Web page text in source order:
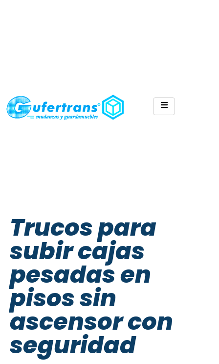
Trucos para
subir cajas
pesadas en
pisos sin
ascensor con
seguridad